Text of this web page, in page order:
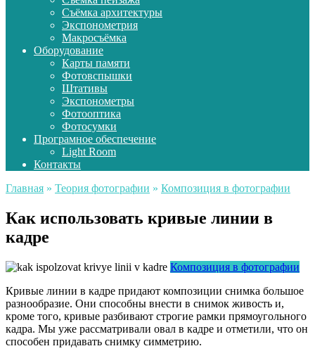
Съёмка архитектуры
Экспонометрия
Макросъёмка
Оборудование
Карты памяти
Фотовспышки
Штативы
Экспонометры
Фотооптика
Фотосумки
Програмное обеспечение
Light Room
Контакты
Главная » Теория фотографии » Композиция в фотографии
Как использовать кривые линии в
кадре
Композиция в фотографии
Кривые линии в кадре придают композиции снимка большое
разнообразие. Они способны внести в снимок живость и,
кроме того, кривые разбивают строгие рамки прямоугольного
кадра. Мы уже рассматривали овал в кадре и отметили, что он
способен придавать снимку симметрию.